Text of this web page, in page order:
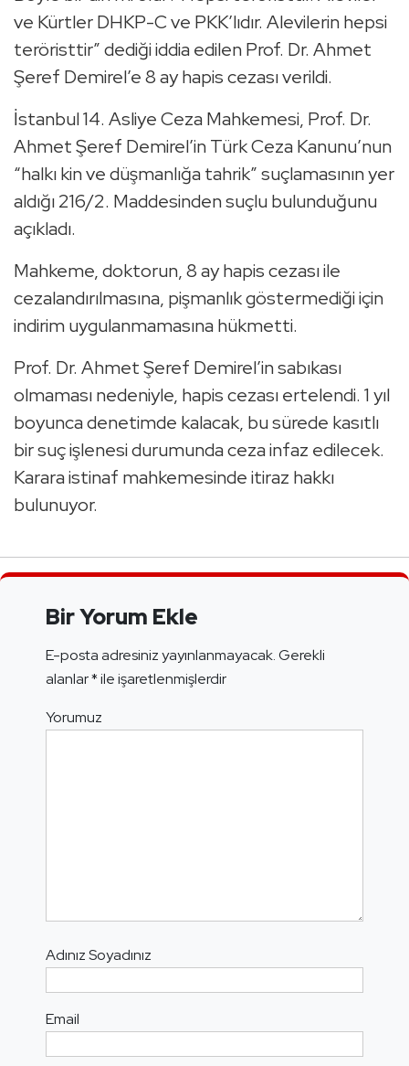
ve Kürtler DHKP-C ve PKK’lıdır. Alevilerin hepsi
teröristtir” dediği iddia edilen Prof. Dr. Ahmet
Şeref Demirel’e 8 ay hapis cezası verildi.
İstanbul 14. Asliye Ceza Mahkemesi, Prof. Dr.
Ahmet Şeref Demirel’in Türk Ceza Kanunu’nun
“halkı kin ve düşmanlığa tahrik” suçlamasının yer
aldığı 216/2. Maddesinden suçlu bulunduğunu
açıkladı.
Mahkeme, doktorun, 8 ay hapis cezası ile
cezalandırılmasına, pişmanlık göstermediği için
indirim uygulanmamasına hükmetti.
Prof. Dr. Ahmet Şeref Demirel’in sabıkası
olmaması nedeniyle, hapis cezası ertelendi. 1 yıl
boyunca denetimde kalacak, bu sürede kasıtlı
bir suç işlenesi durumunda ceza infaz edilecek.
Karara istinaf mahkemesinde itiraz hakkı
bulunuyor.
Bir Yorum Ekle
E-posta adresiniz yayınlanmayacak.Gerekli
alanlar*ile işaretlenmişlerdir
Yorumuz
Adınız Soyadınız
Email